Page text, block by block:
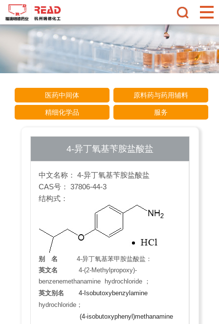
医药中间体 原料药与药用辅料
精细化学品 服务
4-异丁氧基苄胺盐酸盐
中文名称： 4-异丁氧基苄胺盐酸盐
CAS号： 37806-44-3
结构式：
别 名 4-异丁氧基苯甲胺盐酸盐：
英文名 4-​(2-​Methylpropoxy)​-
benzenemethanamine hydrochloride ；
英文别名
4-Isobutoxybenzylamine
hydrochloride ；
(4-isobutoxyphenyl)methanamine